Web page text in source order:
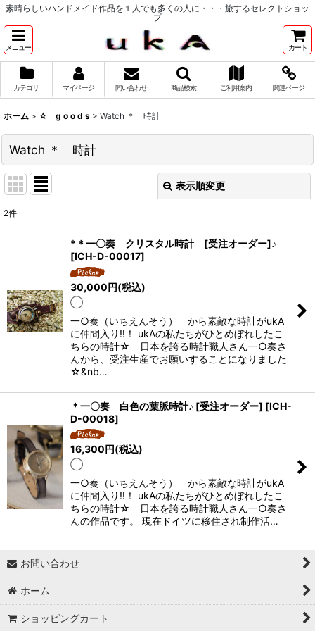
素晴らしいハンドメイド作品を１人でも多くの人に・・・旅するセレクトショッ
プ
メニュー カート
カテゴリ マイページ 問い合わせ 商品検索 ご利用案内 関連ページ
ホーム > ☆ g o o d s > Watch ＊ 時計
Watch ＊ 時計
表示順変更
2件
*＊一〇奏 クリスタル時計 [受注オーダー]♪
[ICH-D-00017]
30,000円(税込)
◯
一○奏（いちえんそう） から素敵な時計がukA
に仲間入り‼！ ukAの私たちがひとめぼれしたこ
ちらの時計☆ 日本を誇る時計職人さん一○奏さ
んから、受注生産でお願いすることになりました
☆&nb…
＊一〇奏 白色の葉脈時計♪ [受注オーダー] [ICH-
D-00018]
16,300円(税込)
◯
一○奏（いちえんそう） から素敵な時計がukA
に仲間入り‼！ ukAの私たちがひとめぼれしたこ
ちらの時計☆ 日本を誇る時計職人さん一○奏さ
んの作品です。 現在ドイツに移住され制作活…
お問い合わせ
ホーム
ショッピングカート